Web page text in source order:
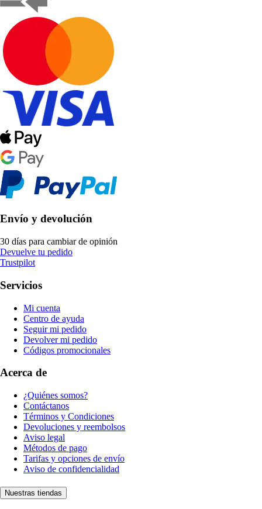
Envío y devolución
30 días para cambiar de opinión
Devuelve tu pedido
Trustpilot
Servicios
Mi cuenta
Centro de ayuda
Seguir mi pedido
Devolver mi pedido
Códigos promocionales
Acerca de
¿Quiénes somos?
Contáctanos
Términos y Condiciones
Devoluciones y reembolsos
Aviso legal
Métodos de pago
Tarifas y opciones de envío
Aviso de confidencialidad
Nuestras tiendas